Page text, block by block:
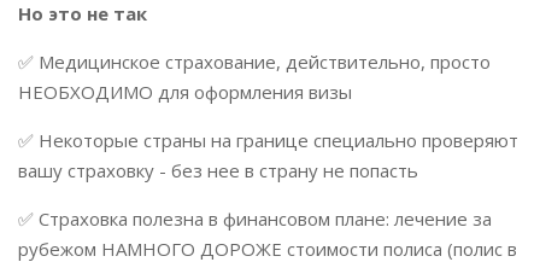
Но это не так
✅ Медицинское страхование, действительно, просто
НЕОБХОДИМО для оформления визы
✅ Некоторые страны на границе специально проверяют
вашу страховку - без нее в страну не попасть
✅ Страховка полезна в финансовом плане: лечение за
рубежом НАМНОГО ДОРОЖЕ стоимости полиса (полис в